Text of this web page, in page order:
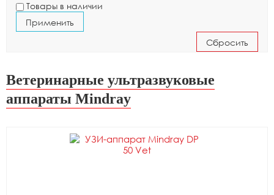
Товары в наличии
Ветеринарные ультразвуковые
аппараты Mindray